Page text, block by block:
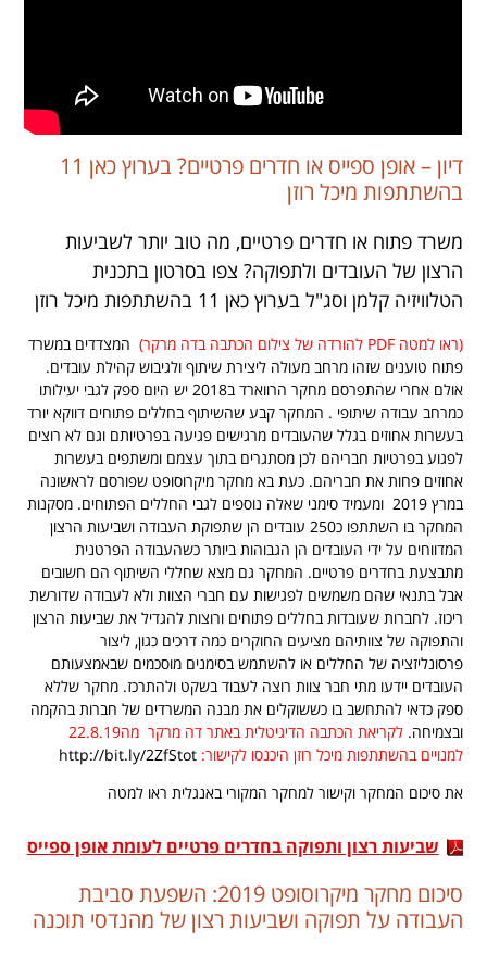
דיון – אופן ספייס או חדרים פרטיים? בערוץ כאן 11
בהשתתפות מיכל רוזן
משרד פתוח או חדרים פרטיים, מה טוב יותר לשביעות
הרצון של העובדים ולתפוקה? צפו בסרטון בתכנית
הטלוויזיה קלמן וסג"ל בערוץ כאן 11 בהשתתפות מיכל רוזן
(ראו למטה PDF להורדה של צילום הכתבה בדה מרקר)
המצדדים במשרד
פתוח טוענים שזהו מרחב מעולה ליצירת שיתוף ולגיבוש קהילת עובדים.
אולם אחרי שהתפרסם מחקר הרווארד ב2018 יש היום ספק לגבי יעילותו
כמרחב עבודה שיתופי . המחקר קבע שהשיתוף בחללים פתוחים דווקא יורד
בעשרות אחוזים בגלל שהעובדים מרגישים פגיעה בפרטיותם וגם לא רוצים
לפגוע בפרטיות חבריהם לכן מסתגרים בתוך עצמם ומשתפים בעשרות
אחוזים פחות את חבריהם. כעת בא מחקר מיקרוסופט שפורסם לראשונה
במרץ 2019 ומעמיד סימני שאלה נוספים לגבי החללים הפתוחים. מסקנות
המחקר בו השתתפו כ250 עובדים הן שתפוקת העבודה ושביעות הרצון
המדווחים על ידי העובדים הן הגבוהות ביותר כשהעבודה הפרטנית
מתבצעת בחדרים פרטיים. המחקר גם מצא שחללי השיתוף הם חשובים
אבל בתנאי שהם משמשים לפגישות עם חברי הצוות ולא לעבודה שדורשת
ריכוז. לחברות שעובדות בחללים פתוחים ורוצות להגדיל את שביעות הרצון
והתפוקה של צוותיהם מציעים החוקרים כמה דרכים כגון, ליצור
פרסונליזציה של החללים או להשתמש בסימנים מוסכמים שבאמצעותם
העובדים יידעו מתי חבר צוות רוצה לעבוד בשקט ולהתרכז. מחקר שללא
ספק כדאי להתחשב בו כששוקלים את מבנה המשרדים של חברות בהקמה
ובצמיחה.
לקריאת הכתבה הדיגיטלית באתר דה מרקר מה22.8.19
למנויים בהשתתפות מיכל רוזן היכנסו לקישור: http://bit.ly/2ZfStot
את סיכום המחקר וקישור למחקר המקורי באנגלית ראו למטה
שביעות רצון ותפוקה בחדרים פרטיים לעומת אופן ספייס
סיכום מחקר מיקרוסופט 2019: השפעת סביבת
העבודה על תפוקה ושביעות רצון של מהנדסי תוכנה